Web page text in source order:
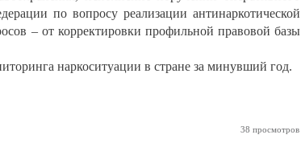
по вопросу реализации антинаркотической
– от корректировки профильной правовой базы
наркоситуации в стране за минувший год.
38 просмотров